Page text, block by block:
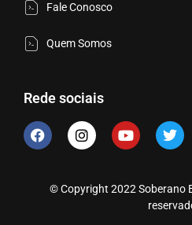
Fale Conosco
Quem Somos
Rede sociais
© Copyright 2022 Soberano